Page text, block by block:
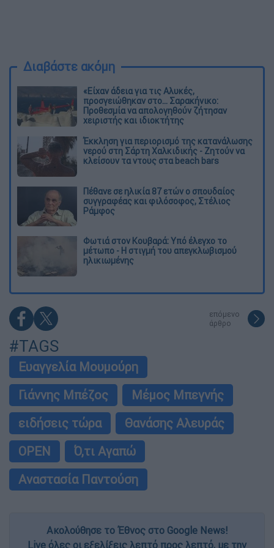
Διαβάστε ακόμη
«Είχαν άδεια για τις Αλυκές,
προσγειώθηκαν στο... Σαρακήνικο:
Προθεσμία να απολογηθούν ζήτησαν
χειριστής και ιδιοκτήτης
Έκκληση για περιορισμό της κατανάλωσης
νερού στη Σάρτη Χαλκιδικής - Ζητούν να
κλείσουν τα ντους στα beach bars
Πέθανε σε ηλικία 87 ετών ο σπουδαίος
συγγραφέας και φιλόσοφος, Στέλιος
Ράμφος
Φωτιά στον Κουβαρά: Υπό έλεγχο το
μέτωπο - Η στιγμή του απεγκλωβισμού
ηλικιωμένης
επόμενο
άρθρο
#TAGS
Ευαγγελία Μουμούρη
Γιάννης Μπέζος
Μέμος Μπεγνής
ειδήσεις τώρα
Θανάσης Αλευράς
OPEN
Ό,τι Αγαπώ
Αναστασία Παντούση
Ακολούθησε το Έθνος στο Google News!
Live όλες οι εξελίξεις λεπτό προς λεπτό, με την